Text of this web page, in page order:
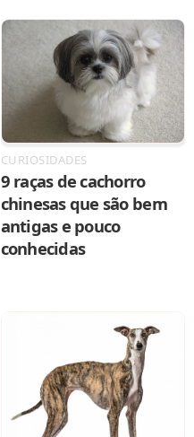
CURIOSIDADES
9 raças de cachorro
chinesas que são bem
antigas e pouco
conhecidas